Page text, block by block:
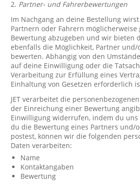
2. Partner- und Fahrerbewertungen
Im Nachgang an deine Bestellung
Partnern oder Fahrern möglicherweise
Bewertung abzugeben und wir bieten
ebenfalls die Möglichkeit, Partner und/
bewerten. Abhängig von den
auf deine Einwilligung oder die
Verarbeitung zur Erfüllung eines
Einhaltung von Gesetzen erforderlich
JET verarbeitet die
der Einreichung einer Bewertung
Einwilligung widerrufen, indem du uns
du die Bewertung eines Partners und/
postest, können wir die folgenden
Daten verarbeiten:
Name
Kontaktangaben
Bewertung